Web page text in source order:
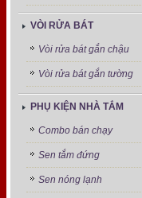
VÒI RỬA BÁT
Vòi rửa bát gắn chậu
Vòi rửa bát gắn tường
PHỤ KIỆN NHÀ TẮM
Combo bán chạy
Sen tắm đứng
Sen nóng lạnh